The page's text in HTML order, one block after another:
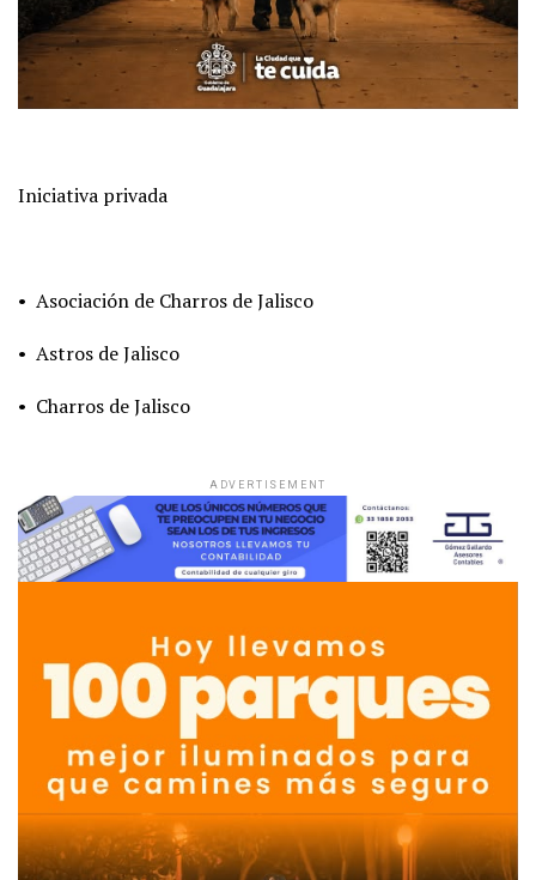
Iniciativa privada
• Asociación de Charros de Jalisco
• Astros de Jalisco
• Charros de Jalisco
ADVERTISEMENT